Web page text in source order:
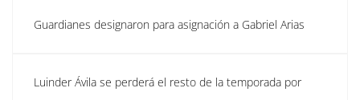
Guardianes designaron para asignación a Gabriel Arias
Luinder Ávila se perderá el resto de la temporada por